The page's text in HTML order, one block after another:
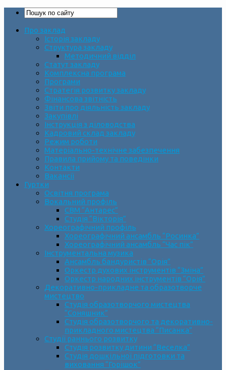
Про заклад
Історія закладу
Структура закладу
Методичний відділ
Статут закладу
Комплексна програма
Програми
Стратегія розвитку закладу
Фінансова звітність
Звіти про діяльність закладу
Закупівлі
Інструкція з діловодства
Кадровий склад закладу
Режим роботи
Матеріально-технічне забезпечення
Правила прийому та поведінки
Контакти
Вакансії
Гуртки
Освітня програма
Вокальний профіль
СВМ “Антарес”
Студія “Вікторія”
Хореографічний профіль
Хореографічний ансамбль “Росинка”
Хореографічний ансамбль “Час пік”
Інструментальна музика
Ансамбль бандуристів “Орія”
Оркестр духових інструментів “Зміна”
Оркестр народних інструментів “Орія”
Декоративно-прикладне та образотворче
мистецтво
Cтудія образотворчого мистецтва
“Соняшник”
Студія образотворчого та декоративно-
прикладного мистецтва “Писанка”
Студії раннього розвитку
Студія розвитку дитини “Веселка”
Студія дошкільної підготовки та
виховання “Горішок”